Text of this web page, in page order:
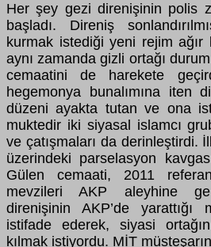
Her şey gezi direnişinin polis
başladı. Direniş
kurmak istediği yeni rejim
aynı zamanda gizli ortağı
cemaatini de harekete
hegemonya bunalımına iten
düzeni ayakta tutan ve ona
muktedir iki siyasal islamcı
ve çatışmaları da derinleştirdi.
üzerindeki parselasyon
Gülen cemaati, 2011
mevzileri AKP aleyhine
direnişinin AKP’de yarattığı
istifade ederek, siyasi
kılmak istiyordu. MİT